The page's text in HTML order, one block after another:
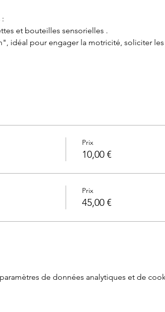
:
et bouteilles sensorielles .
idéal pour engager la motricité, soliciter
Prix
10,00 €
Prix
45,00 €
de données analytiques et de